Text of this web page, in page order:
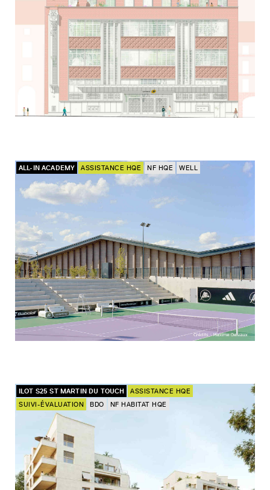
ALL-IN ACADEMY ASSISTANCE HQE NF HQE WELL
ILOT S25 ST MARTIN DU TOUCH
ASSISTANCE HQE
SUIVI-ÉVALUATION
BDO NF HABITAT HQE